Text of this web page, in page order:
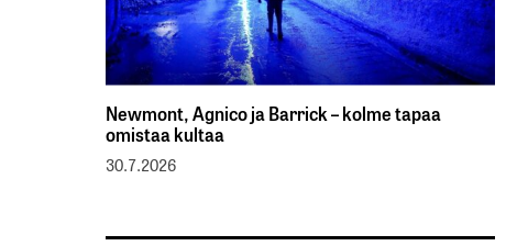
Newmont, Agnico ja Barrick – kolme tapaa
omistaa kultaa
30.7.2026